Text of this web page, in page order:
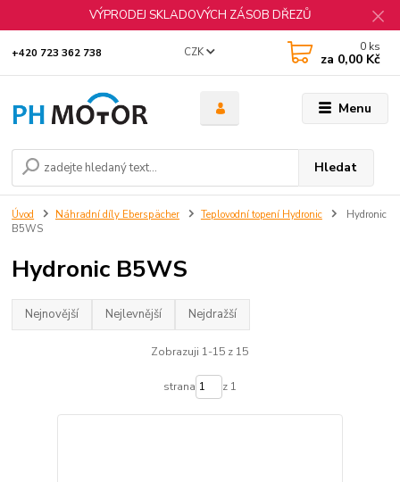
VÝPRODEJ SKLADOVÝCH ZÁSOB DŘEZŮ
Menu
CZK
Hledat
+420 723 362 738 0 ks
za 0,00 Kč
Úvod Náhradní díly Eberspächer Teplovodní topení Hydronic
Hydronic
B5WS
Hydronic B5WS
Nejnovější Nejlevnější Nejdražší
Zobrazuji 1-15 z 15
strana z 1